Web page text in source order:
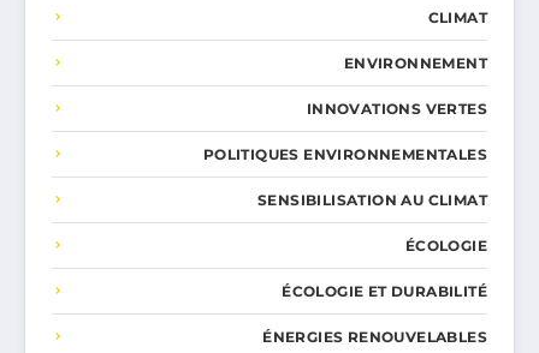
CLIMAT
ENVIRONNEMENT
INNOVATIONS VERTES
POLITIQUES ENVIRONNEMENTALES
SENSIBILISATION AU CLIMAT
ÉCOLOGIE
ÉCOLOGIE ET DURABILITÉ
ÉNERGIES RENOUVELABLES